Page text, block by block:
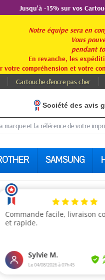
Jusqu'à -15% sur vos
Notre équipe sera en
Vous
pendant
En revanche, les
votre compréhension et votre
Cartouche d'encre pas cher
Société des avis
SAMSUNG